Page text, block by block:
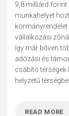
9,8 milliárd forint
munkahelyet
kormányrendelet
vállalkozási
így már bőven
adózási és
csábító térségek
helyzetű
READ MORE